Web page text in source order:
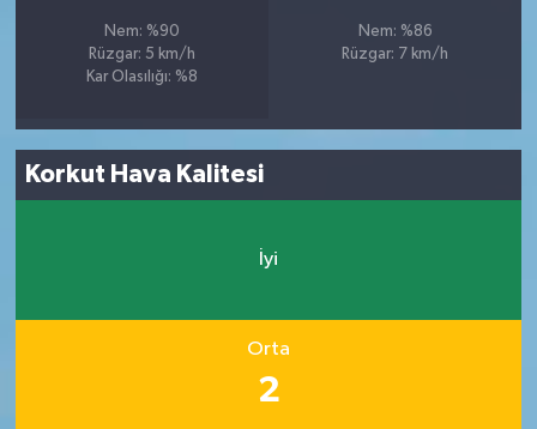
Nem: %90
Rüzgar: 5 km/h
Kar Olasılığı: %8
Nem: %86
Rüzgar: 7 km/h
Korkut Hava Kalitesi
İyi
Orta
2